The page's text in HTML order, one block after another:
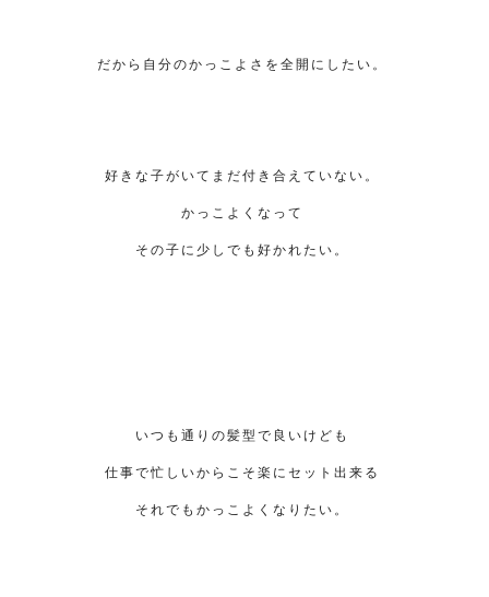
だから自分のかっこよさを全開にしたい。
好きな子がいてまだ付き合えていない。
かっこよくなって
その子に少しでも好かれたい。
いつも通りの髪型で良いけども
仕事で忙しいからこそ楽にセット出来る
それでもかっこよくなりたい。